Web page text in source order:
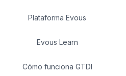
Plataforma Evous
Evous Learn
Cómo funciona GTDI